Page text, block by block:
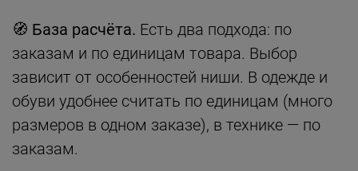
🧭 База расчёта. Есть два подхода: по
заказам и по единицам товара. Выбор
зависит от особенностей ниши. В одежде и
обуви удобнее считать по единицам (много
размеров в одном заказе), в технике — по
заказам.